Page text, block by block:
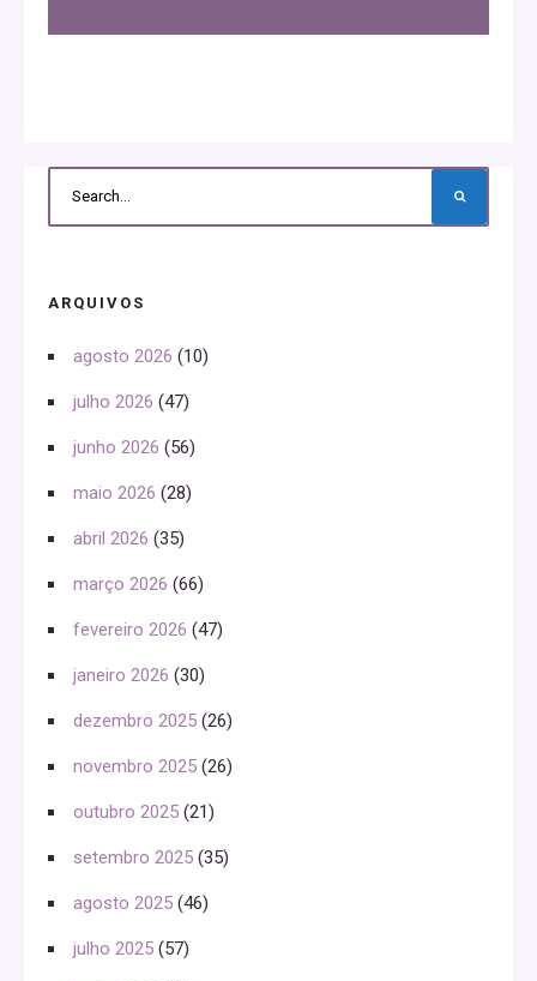
ARQUIVOS
agosto 2026 (10)
julho 2026 (47)
junho 2026 (56)
maio 2026 (28)
abril 2026 (35)
março 2026 (66)
fevereiro 2026 (47)
janeiro 2026 (30)
dezembro 2025 (26)
novembro 2025 (26)
outubro 2025 (21)
setembro 2025 (35)
agosto 2025 (46)
julho 2025 (57)